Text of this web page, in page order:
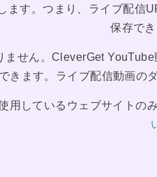
ます。つまり、ライブ配
保存でき
せん。CleverGet
きます。ライブ配信動画の
しているウェブサイトのみ